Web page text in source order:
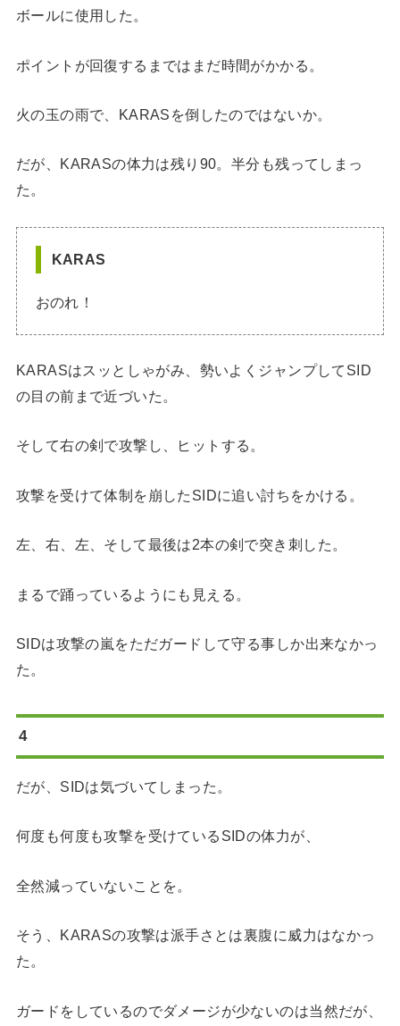
ボールに使用した。
ポイントが回復するまではまだ時間がかかる。
火の玉の雨で、KARASを倒したのではないか。
だが、KARASの体力は残り90。半分も残ってしまっ
た。
KARAS
おのれ！
KARASはスッとしゃがみ、勢いよくジャンプしてSID
の目の前まで近づいた。
そして右の剣で攻撃し、ヒットする。
攻撃を受けて体制を崩したSIDに追い討ちをかける。
左、右、左、そして最後は2本の剣で突き刺した。
まるで踊っているようにも見える。
SIDは攻撃の嵐をただガードして守る事しか出来なかっ
た。
4
だが、SIDは気づいてしまった。
何度も何度も攻撃を受けているSIDの体力が、
全然減っていないことを。
そう、KARASの攻撃は派手さとは裏腹に威力はなかっ
た。
ガードをしているのでダメージが少ないのは当然だが、